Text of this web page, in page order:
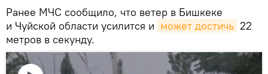
Ранее МЧС сообщило, что ветер в Бишкеке
и Чуйской области усилится и может достичь 22
метров в секунду.